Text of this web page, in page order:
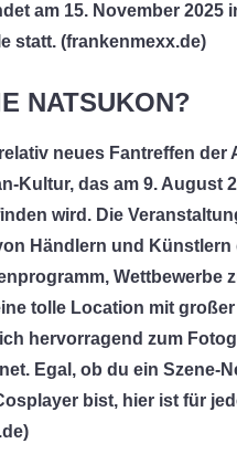
am 15. November 2025
statt. (frankenmexx.de)
NATSUKON?
neues Fantreffen der
Kultur, das am 9. August
wird. Die
Händlern und Künstlern
Wettbewerbe
tolle Location mit großer
hervorragend zum
Egal, ob du ein Szene-
bist, hier ist für
)